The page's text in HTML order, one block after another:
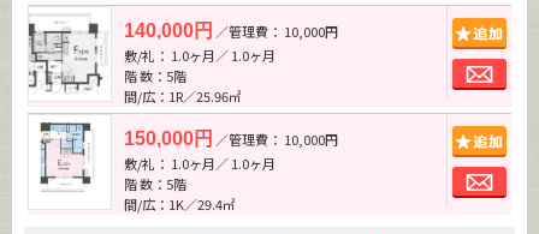
140,000円 ／管理費： 10,000円
敷/礼： 1.0ヶ月／ 1.0ヶ月
階 数：5階
間/広：1R／25.96㎡
150,000円 ／管理費： 10,000円
敷/礼： 1.0ヶ月／ 1.0ヶ月
階 数：5階
間/広：1K／29.4㎡